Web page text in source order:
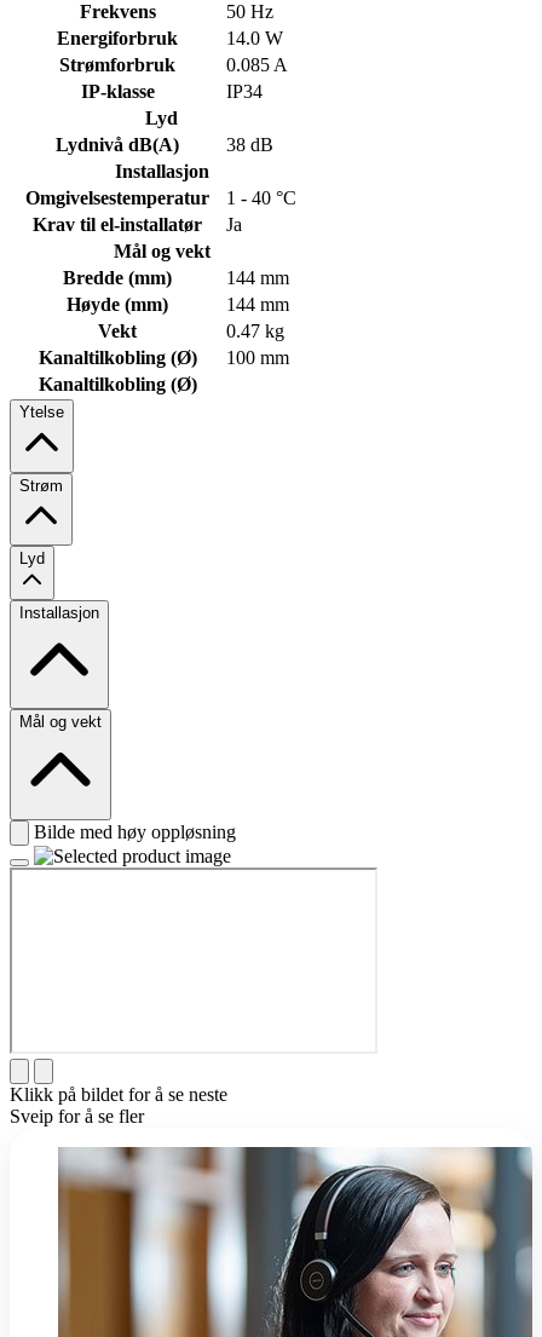
Frekvens
50 Hz
Energiforbruk
14.0 W
Strømforbruk
0.085 A
IP-klasse
IP34
Lyd
Lydnivå dB(A)
38 dB
Installasjon
Omgivelsestemperatur
1 - 40 °C
Krav til el-installatør
Ja
Mål og vekt
Bredde (mm)
144 mm
Høyde (mm)
144 mm
Vekt
0.47 kg
Kanaltilkobling (Ø)
100 mm
Kanaltilkobling (Ø)
Ytelse
Strøm
Lyd
Installasjon
Mål og vekt
Bilde med høy oppløsning
Klikk på bildet for å se neste
Sveip for å se fler